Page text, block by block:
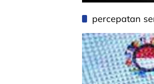
percepatan